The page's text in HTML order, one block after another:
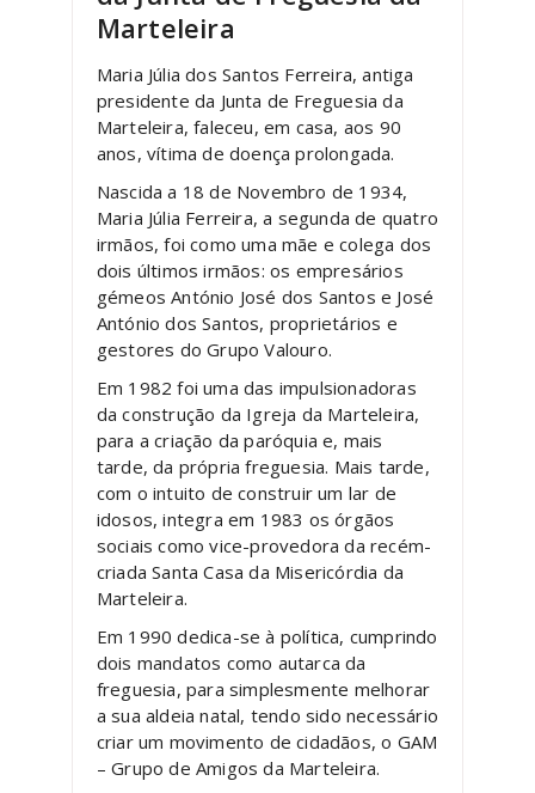
Marteleira
Maria Júlia dos Santos Ferreira, antiga
presidente da Junta de Freguesia da
Marteleira, faleceu, em casa, aos 90
anos, vítima de doença prolongada.
Nascida a 18 de Novembro de 1934,
Maria Júlia Ferreira, a segunda de quatro
irmãos, foi como uma mãe e colega dos
dois últimos irmãos: os empresários
gémeos António José dos Santos e José
António dos Santos, proprietários e
gestores do Grupo Valouro.
Em 1982 foi uma das impulsionadoras
da construção da Igreja da Marteleira,
para a criação da paróquia e, mais
tarde, da própria freguesia. Mais tarde,
com o intuito de construir um lar de
idosos, integra em 1983 os órgãos
sociais como vice-provedora da recém-
criada Santa Casa da Misericórdia da
Marteleira.
Em 1990 dedica-se à política, cumprindo
dois mandatos como autarca da
freguesia, para simplesmente melhorar
a sua aldeia natal, tendo sido necessário
criar um movimento de cidadãos, o GAM
– Grupo de Amigos da Marteleira.